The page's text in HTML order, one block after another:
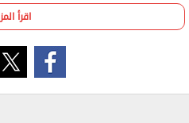
جاء اللقاء بحضور النائب
وأمينه العام ورئيس هيئته
والنائب محمد الوحش نائب
النواب، والنائب حسام
اقرأ